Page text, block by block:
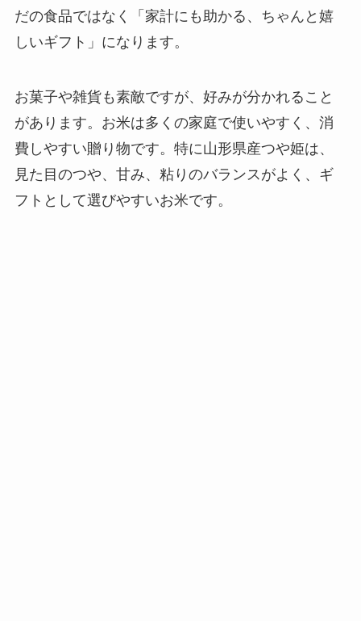
だの食品ではなく「家計にも助かる、ちゃんと嬉
しいギフト」になります。
お菓子や雑貨も素敵ですが、好みが分かれること
があります。お米は多くの家庭で使いやすく、消
費しやすい贈り物です。特に山形県産つや姫は、
見た目のつや、甘み、粘りのバランスがよく、ギ
フトとして選びやすいお米です。